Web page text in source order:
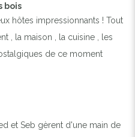
bois
hôtes impressionnants ! Tout
, la maison , la cuisine , les
de ce moment
et Seb gèrent d'une main de